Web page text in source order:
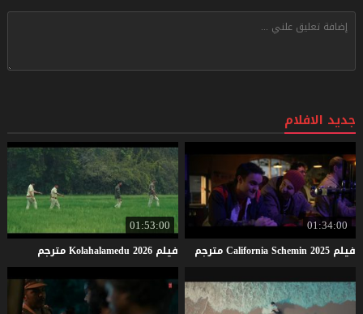
جديد الافلام
01:34:00
فيلم CaliforniaSchemin2025 مترجم
01:53:00
فيلم Kolahalamedu2026 مترجم